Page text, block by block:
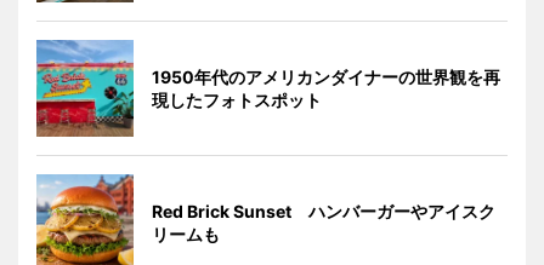
1950年代のアメリカンダイナーの世界観を再
現したフォトスポット
Red Brick Sunset ハンバーガーやアイスク
リームも